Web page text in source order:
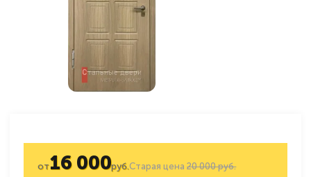
Старая цена20 000 руб.
от16 000руб.